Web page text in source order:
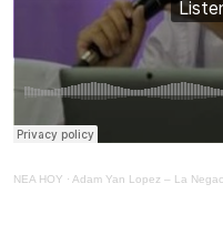
NEA HOY · Adam Yan Lopez – La